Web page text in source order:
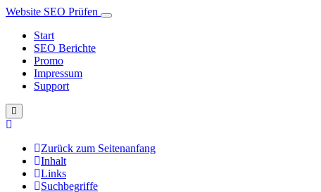
Website SEO Prüfen
Start
SEO Berichte
Promo
Impressum
Support
Zurück zum Seitenanfang
Inhalt
Links
Suchbegriffe